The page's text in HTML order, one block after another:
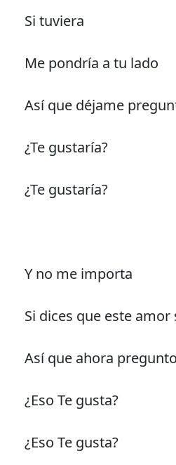
Si tuviera
Me pondría a tu lado
Así que déjame
¿Te gustaría?
¿Te gustaría?
Y no me importa
Si dices que este amor
Así que ahora pregunto
¿Eso Te gusta?
¿Eso Te gusta?